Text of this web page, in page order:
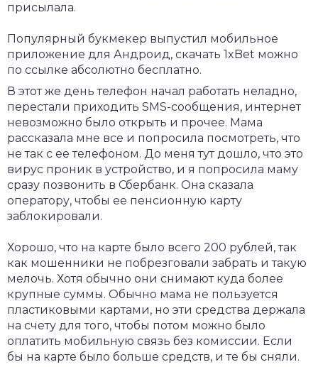
присылала.
Популярный букмекер выпустил мобильное
приложение для Андроид, скачать 1xBet можно
по ссылке абсолютно бесплатно.
В этот же день телефон начал работать неладно,
перестали приходить SMS-сообщения, интернет
невозможно было открыть и прочее. Мама
рассказала мне все и попросила посмотреть, что
не так с ее телефоном. До меня тут дошло, что это
вирус проник в устройство, и я попросила маму
сразу позвонить в Сбербанк. Она сказала
оператору, чтобы ее пенсионную карту
заблокировали.
Хорошо, что на карте было всего 200 рублей, так
как мошенники не побрезговали забрать и такую
мелочь. Хотя обычно они снимают куда более
крупные суммы. Обычно мама не пользуется
пластиковыми картами, но эти средства держала
на счету для того, чтобы потом можно было
оплатить мобильную связь без комиссии. Если
бы на карте было больше средств, и те бы сняли.